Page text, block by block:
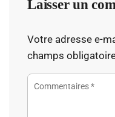
Laisser un
Votre adresse e-
champs